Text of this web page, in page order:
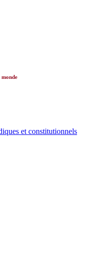
monde
et constitutionnels